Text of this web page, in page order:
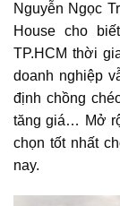
Nguyễn Ngọc
House cho
TP.HCM thời
doanh nghiệp
định chồng
tăng giá… Mở
chọn tốt nhất
nay.